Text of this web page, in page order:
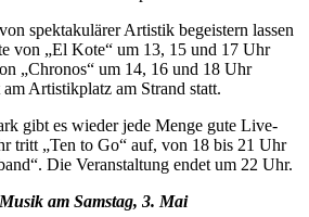
spektakulärer Artistik begeistern lassen
von „El Kote“ um 13, 15 und 17 Uhr
„Chronos“ um 14, 16 und 18 Uhr
Artistikplatz am Strand statt.
gibt es wieder jede Menge gute Live-
tritt „Ten to Go“ auf, von 18 bis 21 Uhr
Die Veranstaltung endet um 22 Uhr.
am Samstag, 3. Mai